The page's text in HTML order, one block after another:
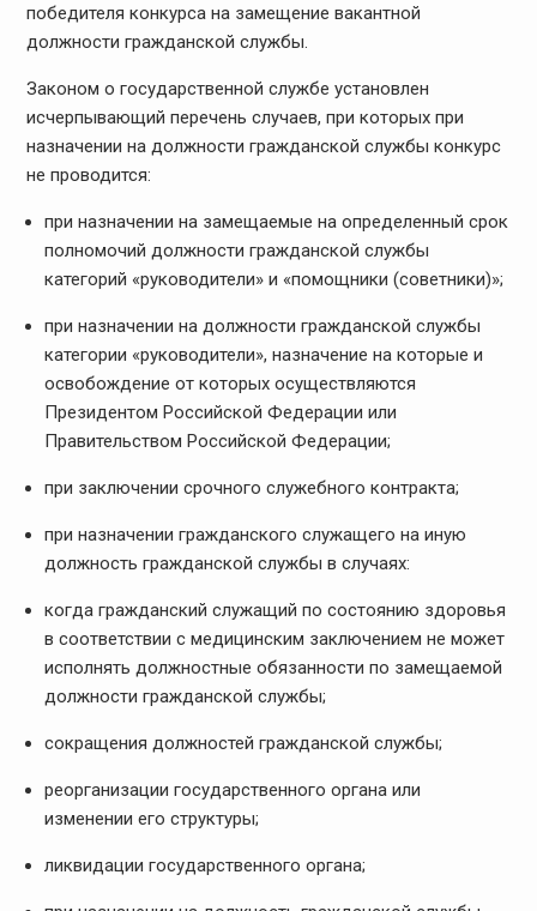
победителя конкурса на замещение вакантной
должности гражданской службы.
Законом о государственной службе установлен
исчерпывающий перечень случаев, при которых при
назначении на должности гражданской службы конкурс
не проводится:
при назначении на замещаемые на определенный срок
полномочий должности гражданской службы
категорий «руководители» и «помощники (советники)»;
при назначении на должности гражданской службы
категории «руководители», назначение на которые и
освобождение от которых осуществляются
Президентом Российской Федерации или
Правительством Российской Федерации;
при заключении срочного служебного контракта;
при назначении гражданского служащего на иную
должность гражданской службы в случаях:
когда гражданский служащий по состоянию здоровья
в соответствии с медицинским заключением не может
исполнять должностные обязанности по замещаемой
должности гражданской службы;
сокращения должностей гражданской службы;
реорганизации государственного органа или
изменении его структуры;
ликвидации государственного органа;